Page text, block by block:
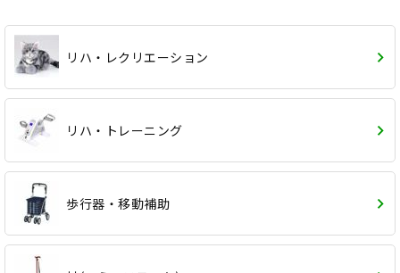
リハ・レクリエーション
リハ・トレーニング
歩行器・移動補助